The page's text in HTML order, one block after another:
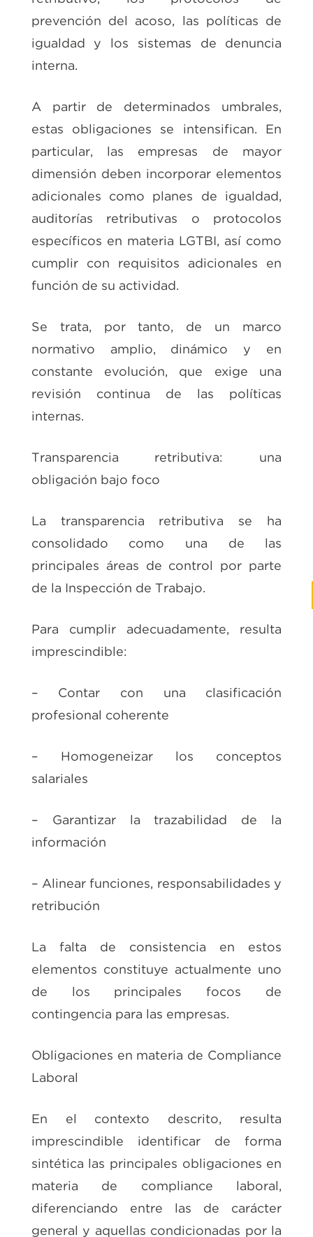
prevención del acoso, las políticas de
igualdad y los sistemas de denuncia
interna.
A partir de determinados umbrales,
estas obligaciones se intensifican. En
particular, las empresas de mayor
dimensión deben incorporar elementos
adicionales como planes de igualdad,
auditorías retributivas o protocolos
específicos en materia LGTBI, así como
cumplir con requisitos adicionales en
función de su actividad.
Se trata, por tanto, de un marco
normativo amplio, dinámico y en
constante evolución, que exige una
revisión continua de las políticas
internas.
Transparencia retributiva: una
obligación bajo foco
La transparencia retributiva se ha
consolidado como una de las
principales áreas de control por parte
de la Inspección de Trabajo.
Para cumplir adecuadamente, resulta
imprescindible:
– Contar con una clasificación
profesional coherente
– Homogeneizar los conceptos
salariales
– Garantizar la trazabilidad de la
información
– Alinear funciones, responsabilidades y
retribución
La falta de consistencia en estos
elementos constituye actualmente uno
de los principales focos de
contingencia para las empresas.
Obligaciones en materia de Compliance
Laboral
En el contexto descrito, resulta
imprescindible identificar de forma
sintética las principales obligaciones en
materia de compliance laboral,
diferenciando entre las de carácter
general y aquellas condicionadas por la